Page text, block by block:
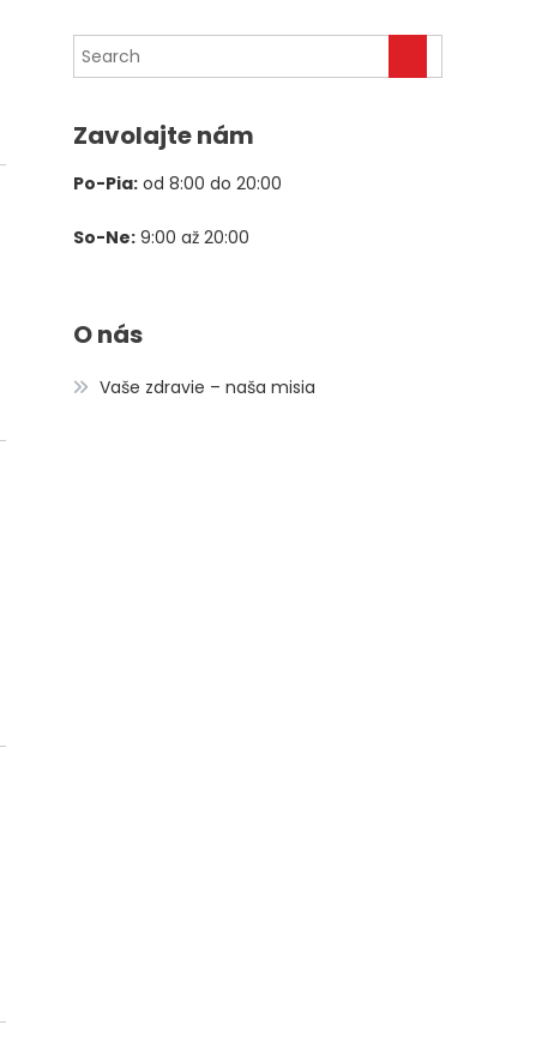
bola:
je:
Zavolajte nám
Po-Pia: od 8:00 do 20:00
So-Ne: 9:00 až 20:00
O nás
Vaše zdravie – naša misia